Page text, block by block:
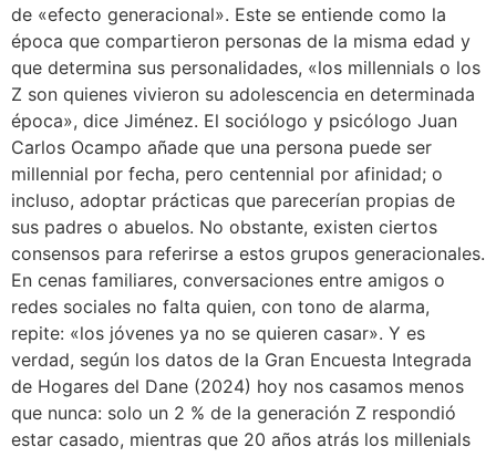
de «efecto generacional». Este se entiende como la
época que compartieron personas de la misma edad y
que determina sus personalidades, «los millennials o los
Z son quienes vivieron su adolescencia en determinada
época», dice Jiménez. El sociólogo y psicólogo Juan
Carlos Ocampo añade que una persona puede ser
millennial por fecha, pero centennial por afinidad; o
incluso, adoptar prácticas que parecerían propias de
sus padres o abuelos. No obstante, existen ciertos
consensos para referirse a estos grupos generacionales.
En cenas familiares, conversaciones entre amigos o
redes sociales no falta quien, con tono de alarma,
repite: «los jóvenes ya no se quieren casar». Y es
verdad, según los datos de la Gran Encuesta Integrada
de Hogares del Dane (2024) hoy nos casamos menos
que nunca: solo un 2 % de la generación Z respondió
estar casado, mientras que 20 años atrás los millenials